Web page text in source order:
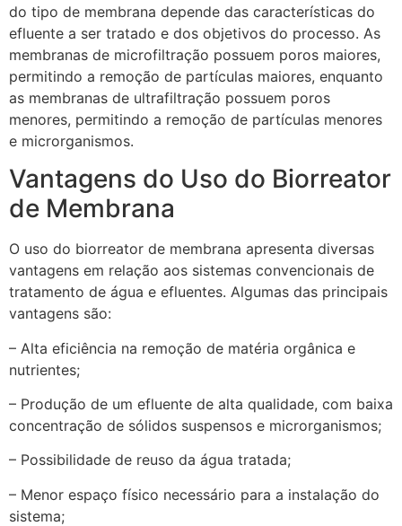
do tipo de membrana depende das características do
efluente a ser tratado e dos objetivos do processo. As
membranas de microfiltração possuem poros maiores,
permitindo a remoção de partículas maiores, enquanto
as membranas de ultrafiltração possuem poros
menores, permitindo a remoção de partículas menores
e microrganismos.
Vantagens do Uso do Biorreator
de Membrana
O uso do biorreator de membrana apresenta diversas
vantagens em relação aos sistemas convencionais de
tratamento de água e efluentes. Algumas das principais
vantagens são:
– Alta eficiência na remoção de matéria orgânica e
nutrientes;
– Produção de um efluente de alta qualidade, com baixa
concentração de sólidos suspensos e microrganismos;
– Possibilidade de reuso da água tratada;
– Menor espaço físico necessário para a instalação do
sistema;